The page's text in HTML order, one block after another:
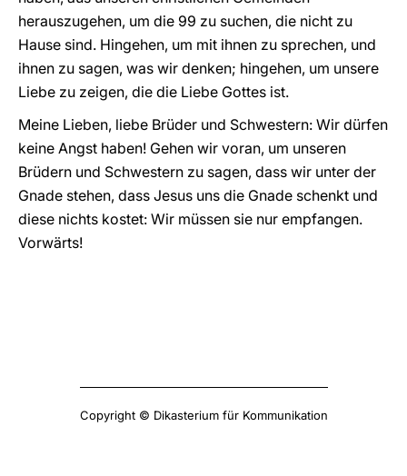
herauszugehen, um die 99 zu suchen, die nicht zu
Hause sind. Hingehen, um mit ihnen zu sprechen, und
ihnen zu sagen, was wir denken; hingehen, um unsere
Liebe zu zeigen, die die Liebe Gottes ist.
Meine Lieben, liebe Brüder und Schwestern: Wir dürfen
keine Angst haben! Gehen wir voran, um unseren
Brüdern und Schwestern zu sagen, dass wir unter der
Gnade stehen, dass Jesus uns die Gnade schenkt und
diese nichts kostet: Wir müssen sie nur empfangen.
Vorwärts!
Copyright © Dikasterium für Kommunikation